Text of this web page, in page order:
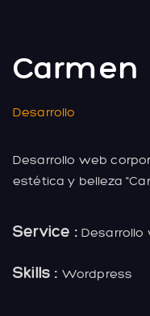
Carmen
Desarrollo
Desarrollo web
estética y belleza
Service : Desarrollo
Skills : Wordpress